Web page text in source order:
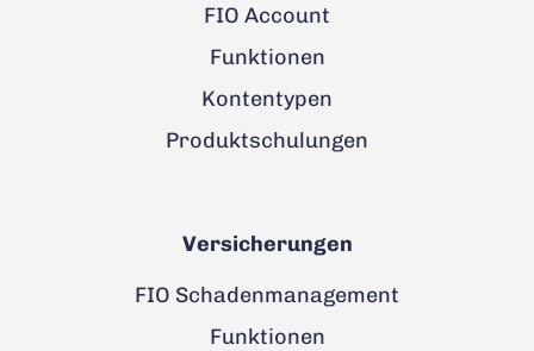
FIO Account
Funktionen
Kontentypen
Produktschulungen
Versicherungen
FIO Schadenmanagement
Funktionen